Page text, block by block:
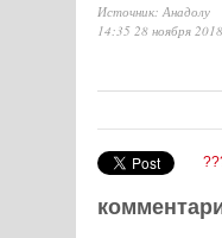
Источник: Анадолу
14:35 28 ноября 2018